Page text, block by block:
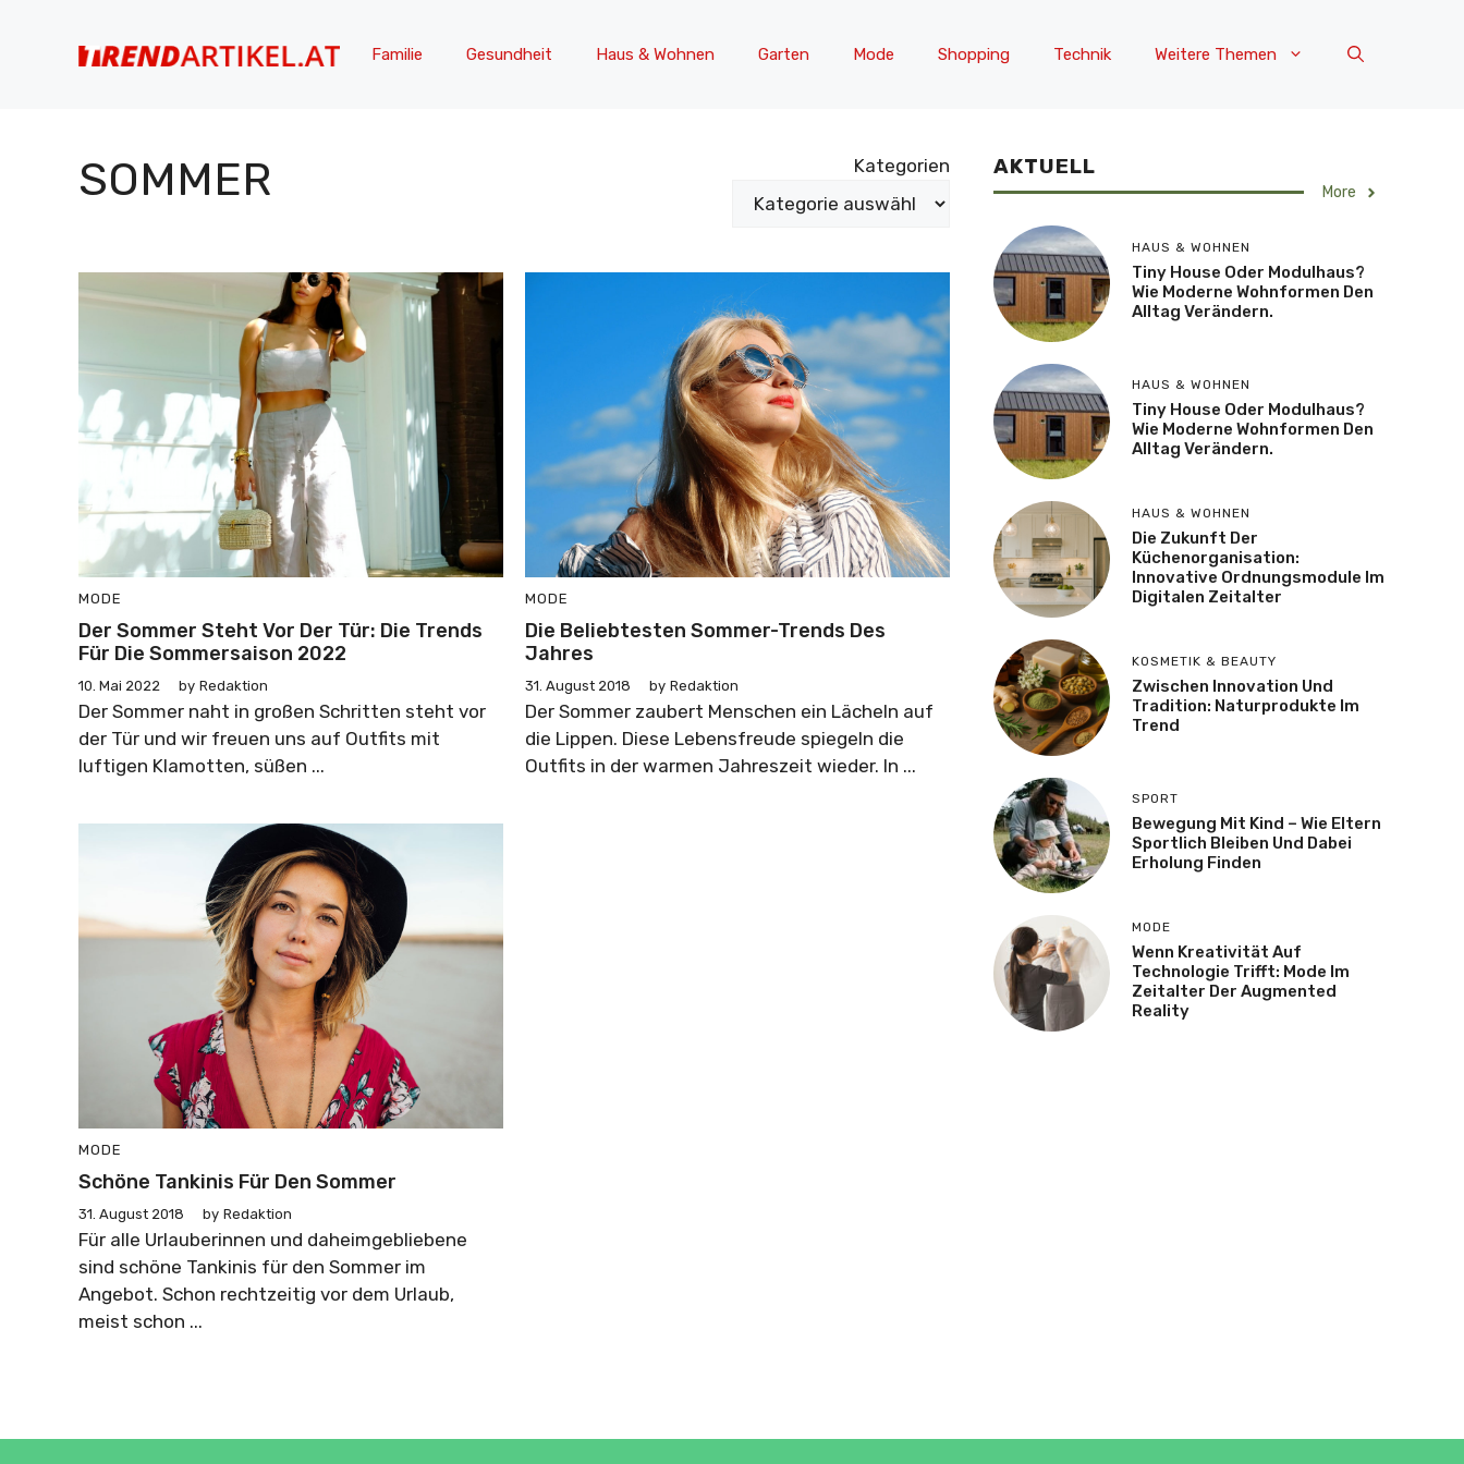
Familie Gesundheit Haus & Wohnen Garten Mode Shopping Technik Weitere Themen
SOMMER Kategorien
MODE
Der Sommer Steht Vor Der Tür: Die Trends
Für Die Sommersaison 2022
10. Mai 2022 by Redaktion
Der Sommer naht in großen Schritten steht vor
der Tür und wir freuen uns auf Outfits mit
luftigen Klamotten, süßen ...
MODE
Die Beliebtesten Sommer-Trends Des
Jahres
31. August 2018 by Redaktion
Der Sommer zaubert Menschen ein Lächeln auf
die Lippen. Diese Lebensfreude spiegeln die
Outfits in der warmen Jahreszeit wieder. In ...
MODE
Schöne Tankinis Für Den Sommer
31. August 2018 by Redaktion
Für alle Urlauberinnen und daheimgebliebene
sind schöne Tankinis für den Sommer im
Angebot. Schon rechtzeitig vor dem Urlaub,
meist schon ...
AKTUELL
More
HAUS & WOHNEN
Tiny House Oder Modulhaus?
Wie Moderne Wohnformen Den
Alltag Verändern.
HAUS & WOHNEN
Tiny House Oder Modulhaus?
Wie Moderne Wohnformen Den
Alltag Verändern.
HAUS & WOHNEN
Die Zukunft Der
Küchenorganisation:
Innovative Ordnungsmodule Im
Digitalen Zeitalter
KOSMETIK & BEAUTY
Zwischen Innovation Und
Tradition: Naturprodukte Im
Trend
SPORT
Bewegung Mit Kind – Wie Eltern
Sportlich Bleiben Und Dabei
Erholung Finden
MODE
Wenn Kreativität Auf
Technologie Trifft: Mode Im
Zeitalter Der Augmented
Reality